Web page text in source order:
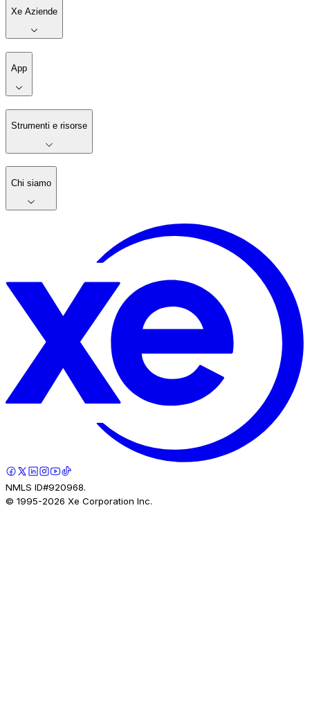
Xe Aziende
App
Strumenti e risorse
Chi siamo
NMLS ID#920968.
© 1995-2026 Xe Corporation Inc.